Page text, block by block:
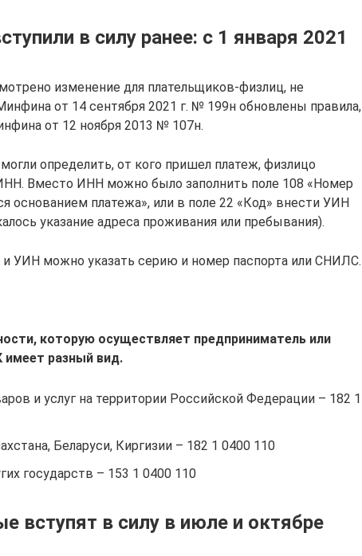
в силу ранее: с 1 января 2021
изменение для плательщиков-физлиц, не
от 14 сентября 2021 г. № 199н обновлены правила,
от 12 ноября 2013 № 107н.
определить, от кого пришел платеж, физлицо
Вместо ИНН можно было заполнить поле 108 «Номер
основанием платежа», или в поле 22 «Код» внести УИН
указание адреса проживания или пребывания).
УИН можно указать серию и номер паспорта или СНИЛС.
которую осуществляет предприниматель или
имеет разный вид.
и услуг на территории Российской Федерации – 182 1
Беларуси, Киргизии – 182 1 0400 110
государств – 153 1 0400 110
вступят в силу в июле и октябре